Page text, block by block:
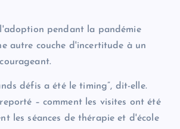
pendant la pandémie
autre couche d'incertitude à un
défis a été le timing”, dit-elle.
– comment les visites ont été
les séances de thérapie et d'école